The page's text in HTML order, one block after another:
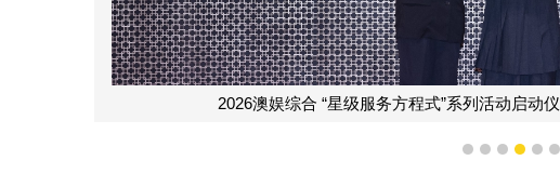
2026澳娱综合 “星级服务方程式”系列活动启动
1 2 3 4 5 6